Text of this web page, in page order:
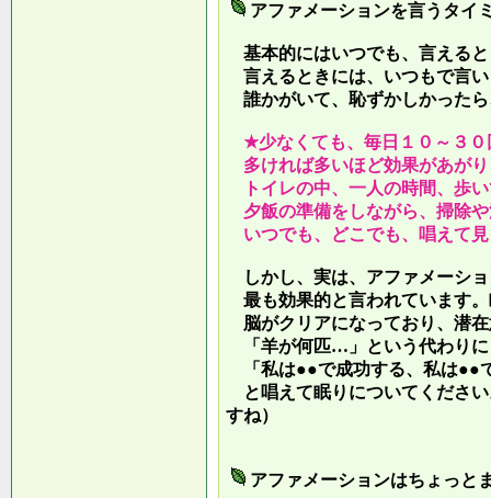
アファメーションを言うタイ
基本的にはいつでも、言える
言えるときには、いつもで言
誰かがいて、恥ずかしかった
★少なくても、毎日１０～３０
多ければ多いほど効果があが
トイレの中、一人の時間、歩
夕飯の準備をしながら、掃除
いつでも、どこでも、唱えて
しかし、実は、アファメーシ
最も効果的と言われています
脳がクリアになっており、潜
「羊が何匹…」という代わりに
「私は●●で成功する、私は●●
と唱えて眠りについてくださ
すね）
アファメーションはちょっと